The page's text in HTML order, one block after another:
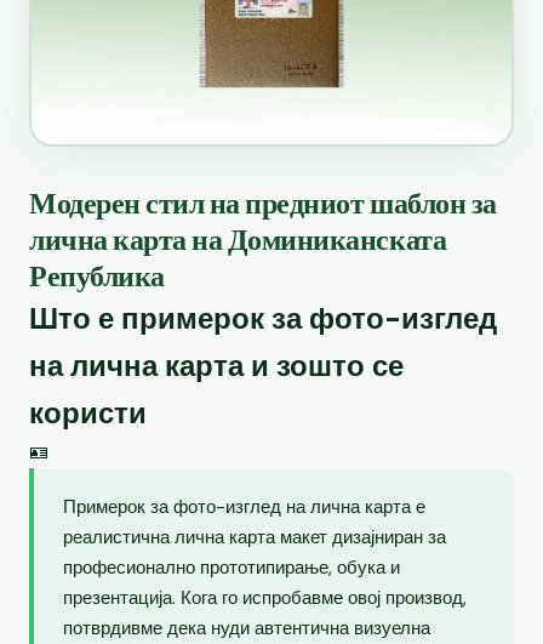
Модерен стил на предниот шаблон за
лична карта на Доминиканската
Република
Што е примерок за фото-изглед
на лична карта и зошто се
користи
🪪
Примерок за фото-изглед на лична карта е
реалистична лична карта макет дизајниран за
професионално прототипирање, обука и
презентација. Кога го испробавме овој производ,
потврдивме дека нуди автентична визуелна